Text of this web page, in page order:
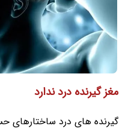
مغز گیرنده درد ندارد
گیرنده های درد ساختارهای